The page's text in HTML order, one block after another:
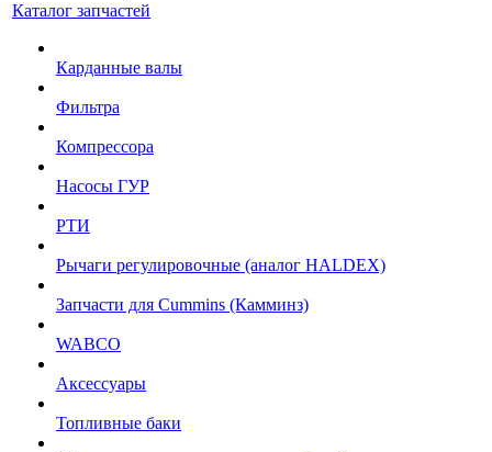
Каталог запчастей
Карданные валы
Фильтра
Компрессора
Насосы ГУР
РТИ
Рычаги регулировочные (аналог HALDEX)
Запчасти для Cummins (Камминз)
WABCO
Аксессуары
Топливные баки